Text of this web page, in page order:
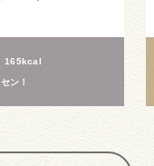
165kcal
ン！